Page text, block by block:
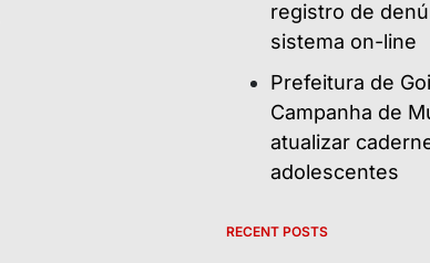
registro de
sistema on-line
Prefeitura de
Campanha de
atualizar
adolescentes
RECENT POSTS